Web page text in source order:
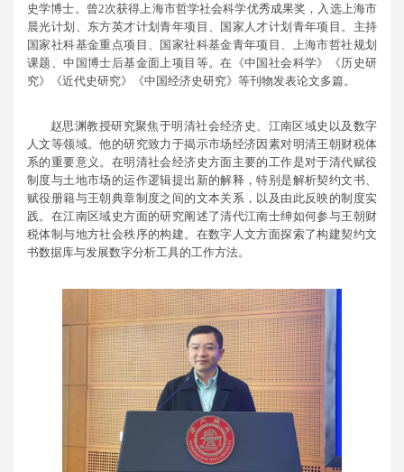
史学博士。曾2次获得上海市哲学社会科学优秀成果奖，入选上海市
晨光计划、东方英才计划青年项目、国家人才计划青年项目。主持
国家社科基金重点项目、国家社科基金青年项目、上海市哲社规划
课题、中国博士后基金面上项目等。在《中国社会科学》《历史研
究》《近代史研究》《中国经济史研究》等刊物发表论文多篇。
赵思渊教授研究聚焦于明清社会经济史、江南区域史以及数字
人文等领域。他的研究致力于揭示市场经济因素对明清王朝财税体
系的重要意义。在明清社会经济史方面主要的工作是对于清代赋役
制度与土地市场的运作逻辑提出新的解释，特别是解析契约文书、
赋役册籍与王朝典章制度之间的文本关系，以及由此反映的制度实
践。在江南区域史方面的研究阐述了清代江南士绅如何参与王朝财
税体制与地方社会秩序的构建。在数字人文方面探索了构建契约文
书数据库与发展数字分析工具的工作方法。